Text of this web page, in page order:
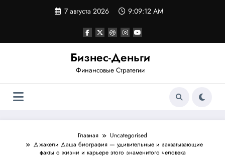
7 августа 2026 9:09:13 AM
Бизнес-Деньги
Финансовые Стратегии
Главная
Uncategorised
Джакели Даша биография — удивительные и захватывающие
факты о жизни и карьере этого знаменитого человека